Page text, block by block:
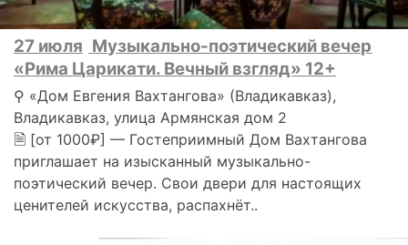
27 июля Музыкально-поэтический вечер
«Рима Царикати. Вечный взгляд» 12+
⚲ «Дом Евгения Вахтангова» (Владикавказ),
Владикавказ, улица Армянская дом 2
🗎 [от 1000₽] — Гостеприимный Дом Вахтангова
приглашает на изысканный музыкально-
поэтический вечер. Свои двери для настоящих
ценителей искусства, распахнёт..